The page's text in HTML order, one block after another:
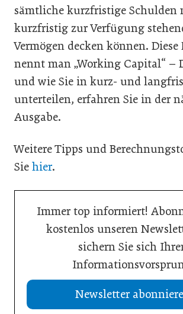
sämtliche kurzfristige Schulden
kurzfristig zur Verfügung
Vermögen decken können.
nennt man „Working Capital“ –
und wie Sie in kurz- und
unterteilen, erfahren Sie in der
Ausgabe.
Weitere Tipps und
Sie hier.
Immer top informiert!
kostenlos unseren
sichern Sie sich
Newsletter